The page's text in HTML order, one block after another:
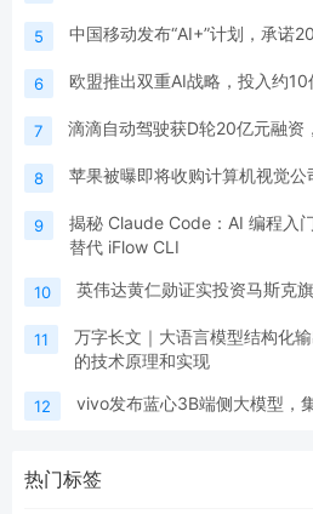
5 中国移动发布“AI+”计划，承诺
6 欧盟推出双重AI战略，投入约
7 滴滴自动驾驶获D轮20亿元融资
8 苹果被曝即将收购计算机视觉
9
揭秘 Claude Code：AI 编程入
替代 iFlow CLI
10 英伟达黄仁勋证实投资马斯克
11
万字长文｜大语言模型结构化
的技术原理和实现
12 vivo发布蓝心3B端侧大模型，
热门标签